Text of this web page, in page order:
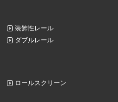
装飾性レール
ダブルレール
ロールスクリーン